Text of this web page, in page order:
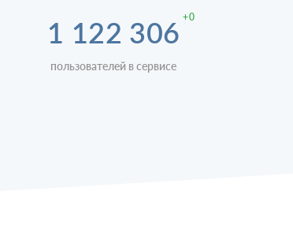
1 122 306 +0
пользователей в сервисе